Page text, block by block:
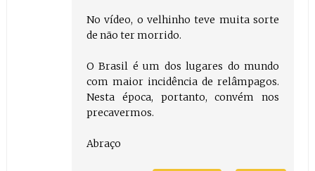
No vídeo, o velhinho teve muita sorte
de não ter morrido.
O Brasil é um dos lugares do mundo
com maior incidência de relâmpagos.
Nesta época, portanto, convém nos
precavermos.
Abraço